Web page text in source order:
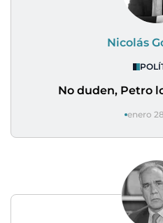
Nicolás
No duden, Petro
enero